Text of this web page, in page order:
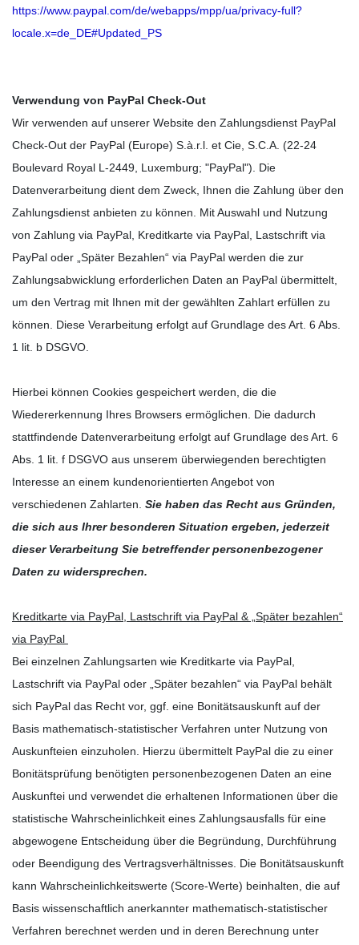
https://www.paypal.com/de/webapps/mpp/ua/privacy-full?
locale.x=de_DE#Updated_PS
Verwendung von PayPal Check-Out
Wir verwenden auf unserer Website den Zahlungsdienst PayPal
Check-Out der PayPal (Europe) S.à.r.l. et Cie, S.C.A. (22-24
Boulevard Royal L-2449, Luxemburg; "PayPal"). Die
Datenverarbeitung dient dem Zweck, Ihnen die Zahlung über den
Zahlungsdienst anbieten zu können. Mit Auswahl und Nutzung
von Zahlung via PayPal, Kreditkarte via PayPal, Lastschrift via
PayPal oder „Später Bezahlen“ via PayPal werden die zur
Zahlungsabwicklung erforderlichen Daten an PayPal übermittelt,
um den Vertrag mit Ihnen mit der gewählten Zahlart erfüllen zu
können. Diese Verarbeitung erfolgt auf Grundlage des Art. 6 Abs.
1 lit. b DSGVO.
Hierbei können Cookies gespeichert werden, die die
Wiedererkennung Ihres Browsers ermöglichen. Die dadurch
stattfindende Datenverarbeitung erfolgt auf Grundlage des Art. 6
Abs. 1 lit. f DSGVO aus unserem überwiegenden berechtigten
Interesse an einem kundenorientierten Angebot von
verschiedenen Zahlarten. Sie haben das Recht aus Gründen,
die sich aus Ihrer besonderen Situation ergeben, jederzeit
dieser Verarbeitung Sie betreffender personenbezogener
Daten zu widersprechen.
Kreditkarte via PayPal, Lastschrift via PayPal & „Später bezahlen“
via PayPal
Bei einzelnen Zahlungsarten wie Kreditkarte via PayPal,
Lastschrift via PayPal oder „Später bezahlen“ via PayPal behält
sich PayPal das Recht vor, ggf. eine Bonitätsauskunft auf der
Basis mathematisch-statistischer Verfahren unter Nutzung von
Auskunfteien einzuholen. Hierzu übermittelt PayPal die zu einer
Bonitätsprüfung benötigten personenbezogenen Daten an eine
Auskunftei und verwendet die erhaltenen Informationen über die
statistische Wahrscheinlichkeit eines Zahlungsausfalls für eine
abgewogene Entscheidung über die Begründung, Durchführung
oder Beendigung des Vertragsverhältnisses. Die Bonitätsauskunft
kann Wahrscheinlichkeitswerte (Score-Werte) beinhalten, die auf
Basis wissenschaftlich anerkannter mathematisch-statistischer
Verfahren berechnet werden und in deren Berechnung unter